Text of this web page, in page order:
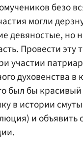
безо
могли
девяностые, но
Провести эту
участии
духовенства
был бы
в истории
и объявить